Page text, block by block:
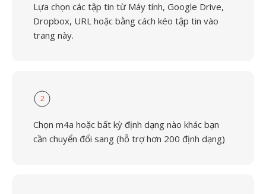
Lựa chọn các tập tin từ Máy tính, Google Drive,
Dropbox, URL hoặc bằng cách kéo tập tin vào
trang này.
2
Chọn m4a hoặc bất kỳ định dạng nào khác bạn
cần chuyển đổi sang (hỗ trợ hơn 200 định dạng)